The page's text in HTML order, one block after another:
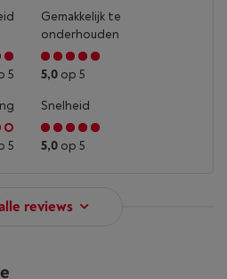
5
Gemakkelijk te
onderhouden
5,0 op 5
5
Snelheid
5,0 op 5
reviews